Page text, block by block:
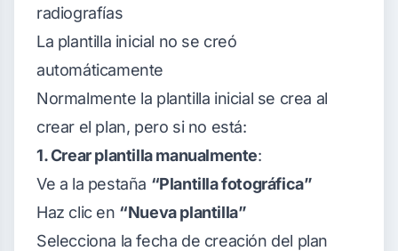
radiografías
La plantilla inicial no se creó
automáticamente
Normalmente la plantilla inicial se crea al
crear el plan, pero si no está:
1. Crear plantilla manualmente:
Ve a la pestaña “Plantilla fotográfica”
Haz clic en “Nueva plantilla”
Selecciona la fecha de creación del plan